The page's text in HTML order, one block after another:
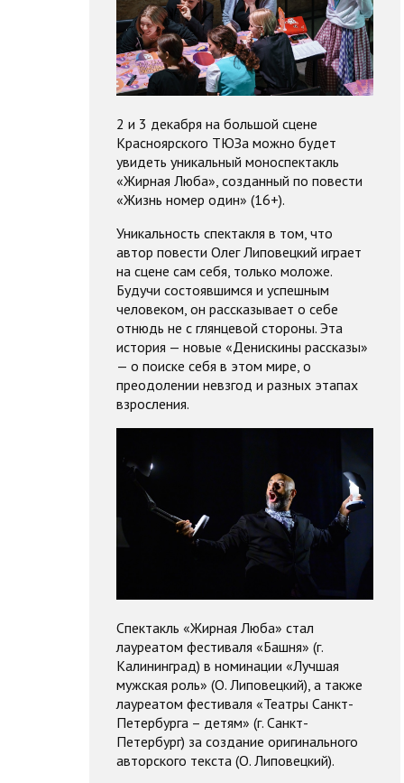
2 и 3 декабря на большой сцене
Красноярского ТЮЗа можно будет
увидеть уникальный моноспектакль
«Жирная Люба», созданный по повести
«Жизнь номер один» (16+).
Уникальность спектакля в том, что
автор повести Олег Липовецкий играет
на сцене сам себя, только моложе.
Будучи состоявшимся и успешным
человеком, он рассказывает о себе
отнюдь не с глянцевой стороны. Эта
история — новые «Денискины рассказы»
— о поиске себя в этом мире, о
преодолении невзгод и разных этапах
взросления.
Спектакль «Жирная Люба» стал
лауреатом фестиваля «Башня» (г.
Калининград) в номинации «Лучшая
мужская роль» (О. Липовецкий), а также
лауреатом фестиваля «Театры Санкт-
Петербурга – детям» (г. Санкт-
Петербург) за создание оригинального
авторского текста (О. Липовецкий).